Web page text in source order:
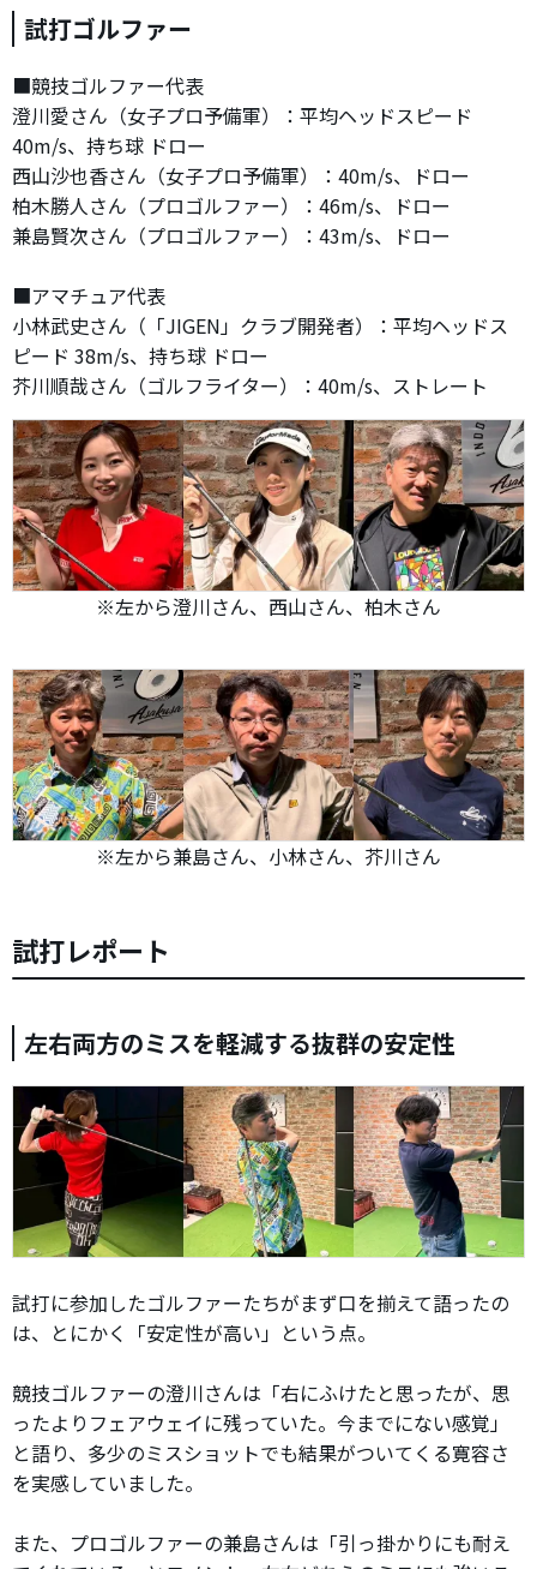
試打ゴルファー
■競技ゴルファー代表
澄川愛さん（女子プロ予備軍）：平均ヘッドスピード
40m/s、持ち球 ドロー
西山沙也香さん（女子プロ予備軍）：40m/s、ドロー
柏木勝人さん（プロゴルファー）：46m/s、ドロー
兼島賢次さん（プロゴルファー）：43m/s、ドロー
■アマチュア代表
小林武史さん（「JIGEN」クラブ開発者）：平均ヘッドス
ピード 38m/s、持ち球 ドロー
芥川順哉さん（ゴルフライター）：40m/s、ストレート
※左から澄川さん、西山さん、柏木さん
※左から兼島さん、小林さん、芥川さん
試打レポート
左右両方のミスを軽減する抜群の安定性
試打に参加したゴルファーたちがまず口を揃えて語ったの
は、とにかく「安定性が高い」という点。
競技ゴルファーの澄川さんは「右にふけたと思ったが、思
ったよりフェアウェイに残っていた。今までにない感覚」
と語り、多少のミスショットでも結果がついてくる寛容さ
を実感していました。
また、プロゴルファーの兼島さんは「引っ掛かりにも耐え